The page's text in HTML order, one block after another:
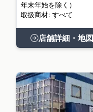
年末年始を除く）
取扱商材: すべて
店舗詳細・地図